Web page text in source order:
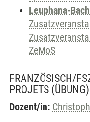
Leuphana-
ZeMoS
FRANZÖSISCH/
PROJETS (ÜBUNG)
Dozent/in: